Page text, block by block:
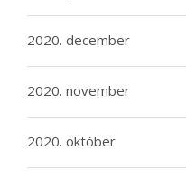
2020. december
2020. november
2020. október